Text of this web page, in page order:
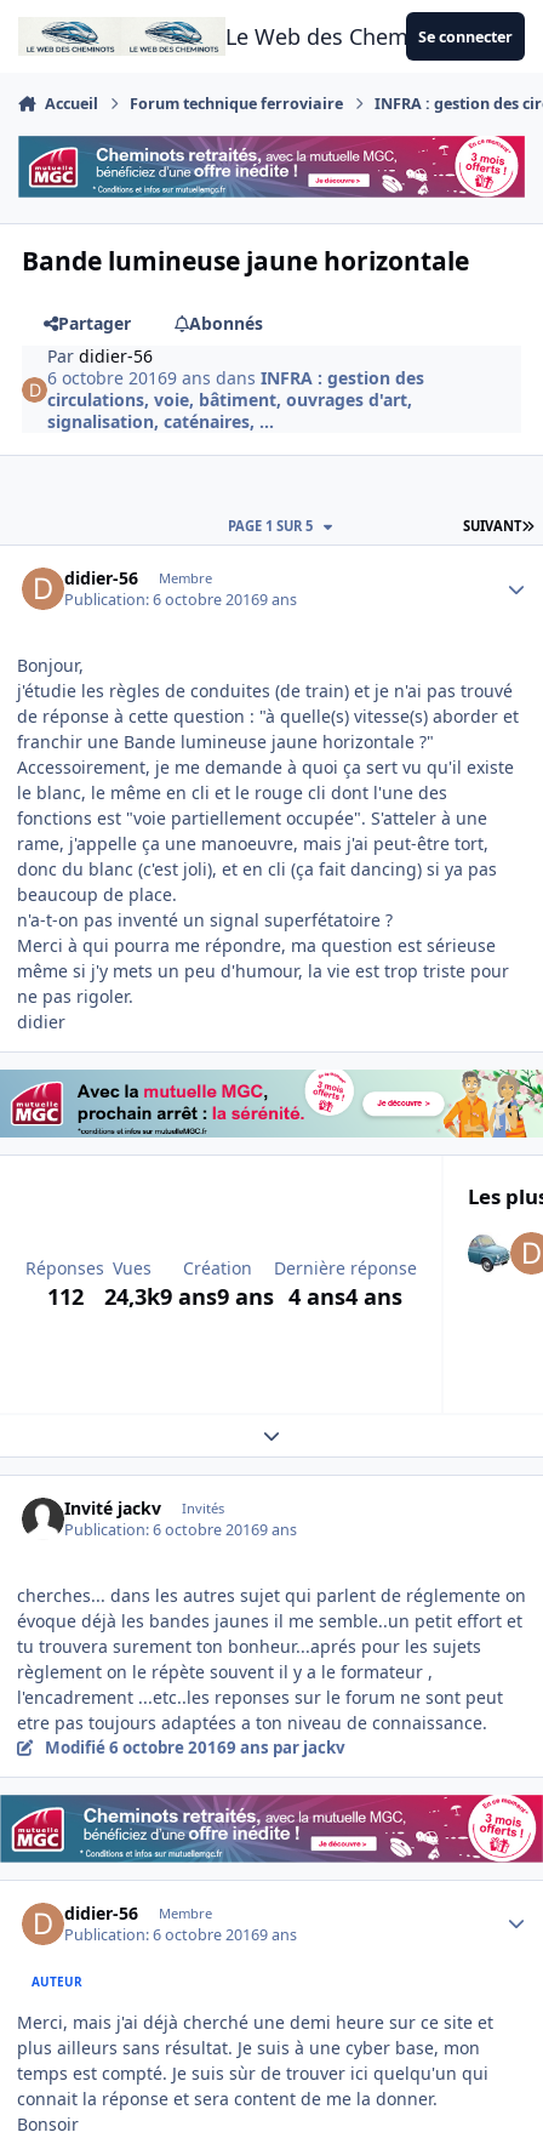
Aller au contenu
Le Web des CheminotsSe connecter
Accueil Forum technique ferroviaire INFRA : gestion des
Bande lumineuse jaune horizontale
Partager
Abonnés
Pardidier-56
6 octobre 20169 ans dansINFRA : gestion des
circulations, voie, bâtiment, ouvrages d'art,
signalisation, caténaires, ...
SUIVANT
PAGE 1 SUR 5
didier-56 Membre
Publication:6 octobre 20169 ans
Bonjour,
j'étudie les règles de conduites (de train) et je n'ai pas trouvé
de réponse à cette question : "à quelle(s) vitesse(s) aborder et
franchir une Bande lumineuse jaune horizontale ?"
Accessoirement, je me demande à quoi ça sert vu qu'il existe
le blanc, le même en cli et le rouge cli dont l'une des
fonctions est "voie partiellement occupée". S'atteler à une
rame, j'appelle ça une manoeuvre, mais j'ai peut-être tort,
donc du blanc (c'est joli), et en cli (ça fait dancing) si ya pas
beaucoup de place.
n'a-t-on pas inventé un signal superfétatoire ?
Merci à qui pourra me répondre, ma question est sérieuse
même si j'y mets un peu d'humour, la vie est trop triste pour
ne pas rigoler.
didier
Réponses
112
Vues
24,3k
Création
9 ans9 ans
Dernière réponse
4 ans4 ans
Les
Expand topic overview
Invité jackv Invités
Publication:6 octobre 20169 ans
cherches... dans les autres sujet qui parlent de réglemente on
évoque déjà les bandes jaunes il me semble..un petit effort et
tu trouvera surement ton bonheur...aprés pour les sujets
règlement on le répète souvent il y a le formateur ,
l'encadrement ...etc..les reponses sur le forum ne sont peut
etre pas toujours adaptées a ton niveau de connaissance.
Modifié6 octobre 20169 ans par jackv
didier-56 Membre
Publication:6 octobre 20169 ans
AUTEUR
Merci, mais j'ai déjà cherché une demi heure sur ce site et
plus ailleurs sans résultat. Je suis à une cyber base, mon
temps est compté. Je suis sùr de trouver ici quelqu'un qui
connait la réponse et sera content de me la donner.
Bonsoir